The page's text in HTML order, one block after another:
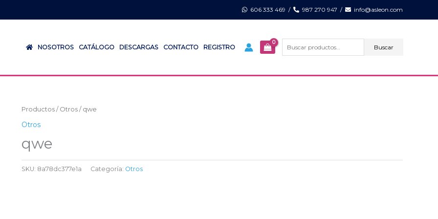
606 333 469 / 987 270 947 / info@asleon.com
NOSOTROS CATÁLOGO DESCARGAS CONTACTO REGISTRO
por:
Buscar
Productos / Otros / qwe
Otros
qwe
SKU: 8a78dc377e1a Categoría: Otros